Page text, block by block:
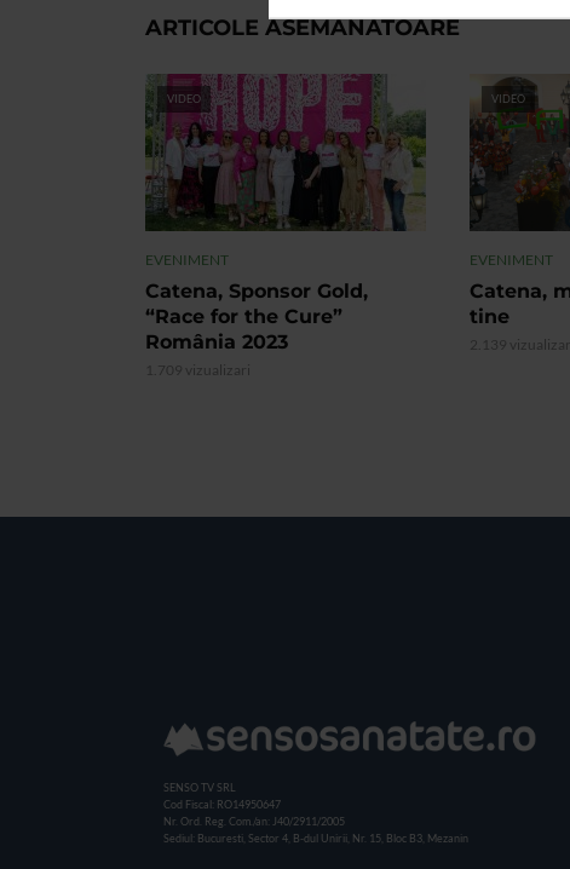
ARTICOLE ASEMANATOARE
VIDEO
EVENIMENT
Catena, Sponsor Gold,
“Race for the Cure”
România 2023
1.709 vizualizari
VIDEO
EVENIMENT
Catena,
tine
2.139
SENSO TV SRL
Cod Fiscal: RO14950647
Nr. Ord. Reg. Com./an: J40/2911/2005
Sediul: Bucuresti, Sector 4, B-dul Unirii, Nr. 15, Bloc B3, Mezanin